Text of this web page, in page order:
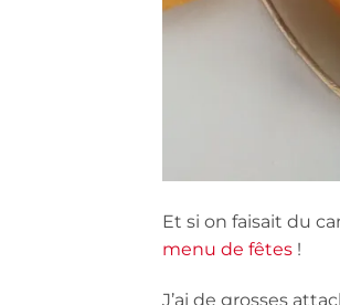
Et si on faisait du
menu de fêtes !
J’ai de grosses